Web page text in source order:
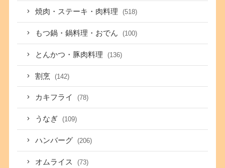
焼肉・ステーキ・肉料理 (518)
もつ鍋・鍋料理・おでん (100)
とんかつ・豚肉料理 (136)
割烹 (142)
カキフライ (78)
うなぎ (109)
ハンバーグ (206)
オムライス (73)